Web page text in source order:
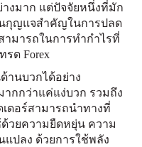
งมาก แต่ปัจจัยหนึ่งที่มัก
นกุญแจสำคัญในการปลด
มารถในการทำกำไรที่
รด Forex
านบวกได้อย่าง
ากกว่าแค่แง่บวก รวมถึง
ดอร์สามารถนำทางที่
วยความยืดหยุ่น ความ
แปลง ด้วยการใช้พลัง